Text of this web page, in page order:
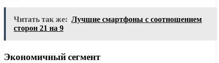
Читать так же: Лучшие смартфоны с соотношением
сторон 21 на 9
Экономичный сегмент